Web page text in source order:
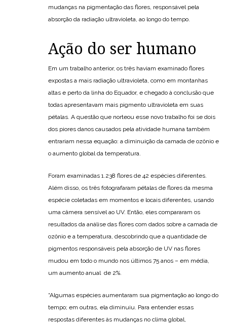
mudanças na pigmentação das flores, responsável pela
absorção da radiação ultravioleta, ao longo do tempo.
Ação do ser humano
Em um trabalho anterior, os três haviam examinado flores
expostas a mais radiação ultravioleta, como em montanhas
altas e perto da linha do Equador, e chegado à conclusão que
todas apresentavam mais pigmento ultravioleta em suas
pétalas. A questão que norteou esse novo trabalho foi se dois
dos piores danos causados pela atividade humana também
entrariam nessa equação: a diminuição da camada de ozônio e
o aumento global da temperatura.
Foram examinadas 1.238 flores de 42 espécies diferentes.
Além disso, os três fotografaram pétalas de flores da mesma
espécie coletadas em momentos e locais diferentes, usando
uma câmera sensível ao UV. Então, eles compararam os
resultados da análise das flores com dados sobre a camada de
ozônio e a temperatura, descobrindo que a quantidade de
pigmentos responsáveis pela absorção de UV nas flores
mudou em todo o mundo nos últimos 75 anos – em média,
um aumento anual de 2%.
“Algumas espécies aumentaram sua pigmentação ao longo do
tempo; em outras, ela diminuiu. Para entender essas
respostas diferentes às mudanças no clima global,